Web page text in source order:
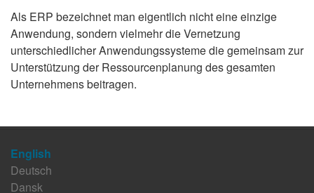
Als ERP bezeichnet man eigentlich nicht eine einzige
Anwendung, sondern vielmehr die Vernetzung
unterschiedlicher Anwendungssysteme die gemeinsam zur
Unterstützung der Ressourcenplanung des gesamten
Unternehmens beitragen.
English
Deutsch
Dansk